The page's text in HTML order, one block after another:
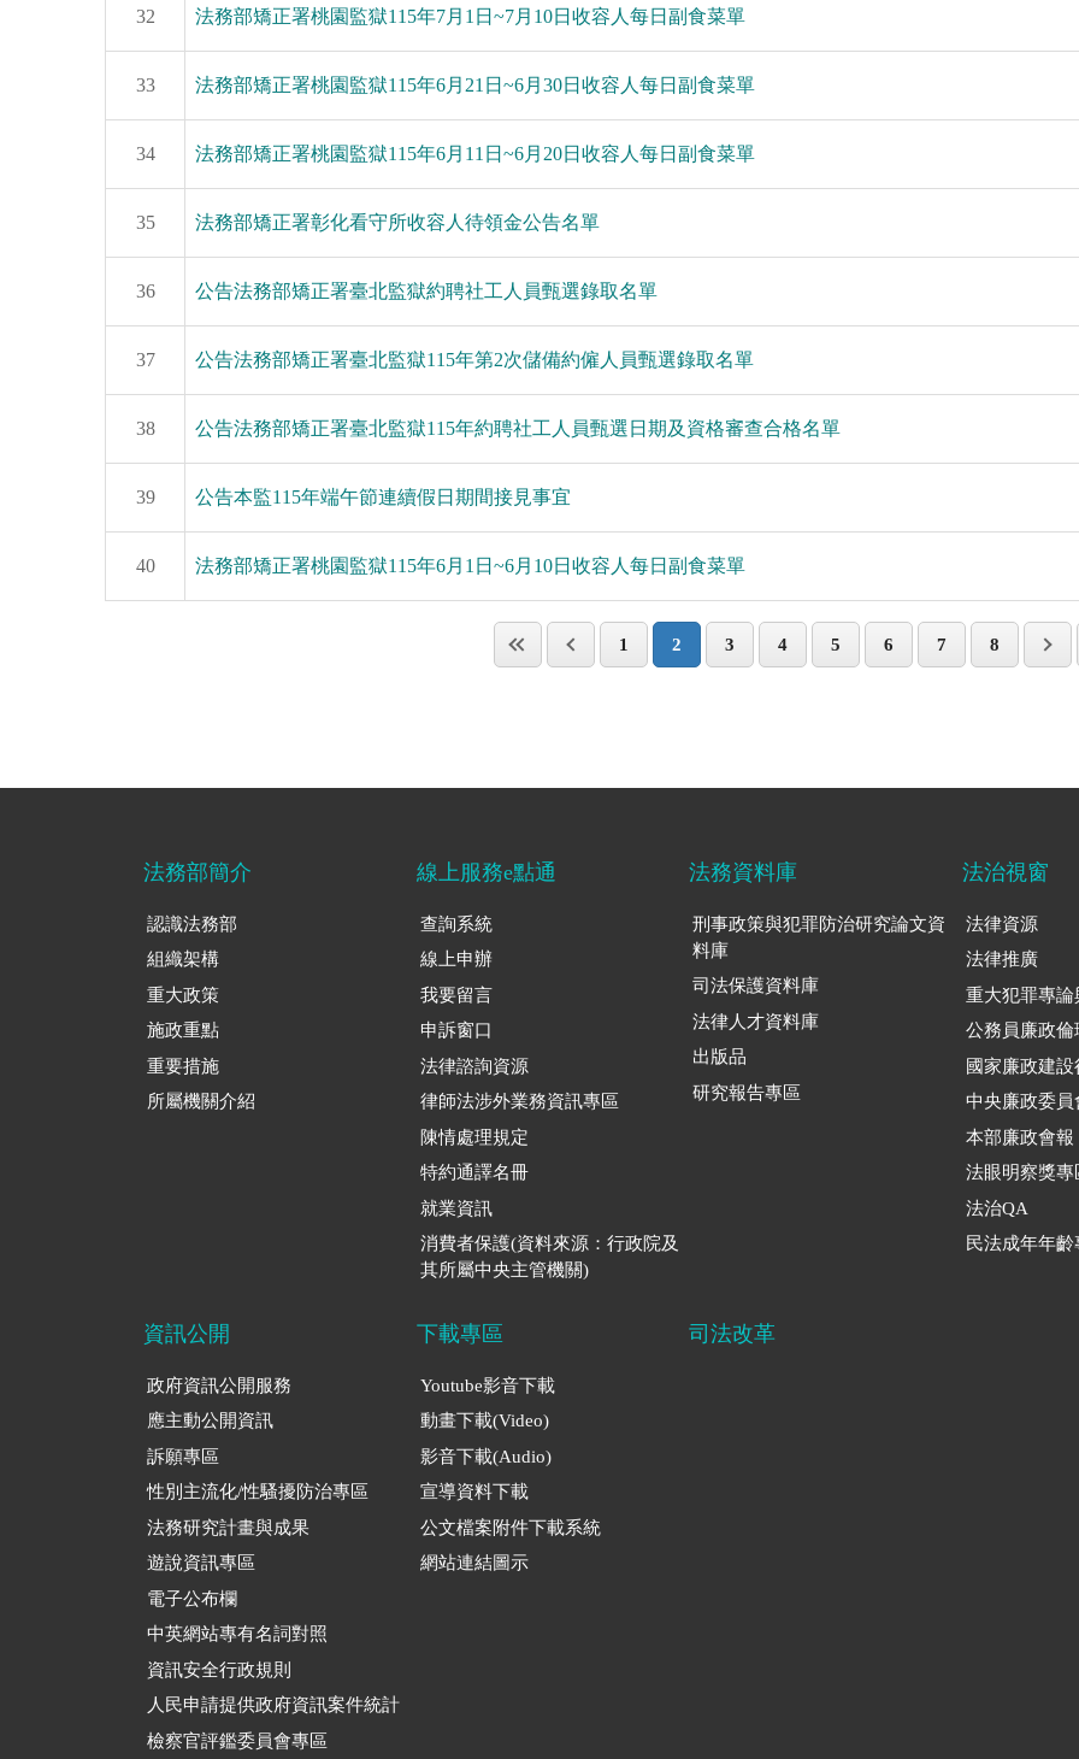
32 法務部矯正署桃園監獄115年7月1日~7月10日收容人每日副食菜單
33 法務部矯正署桃園監獄115年6月21日~6月30日收容人每日副食菜單
34 法務部矯正署桃園監獄115年6月11日~6月20日收容人每日副食菜單
35 法務部矯正署彰化看守所收容人待領金公告名單
36 公告法務部矯正署臺北監獄約聘社工人員甄選錄取名單
37 公告法務部矯正署臺北監獄115年第2次儲備約僱人員甄選錄取名單
38 公告法務部矯正署臺北監獄115年約聘社工人員甄選日期及資格審查合格名單
39 公告本監115年端午節連續假日期間接見事宜
40 法務部矯正署桃園監獄115年6月1日~6月10日收容人每日副食菜單
1 2 3 4 5 6 7 8
法務部簡介
認識法務部
組織架構
重大政策
施政重點
重要措施
所屬機關介紹
線上服務e點通
查詢系統
線上申辦
我要留言
申訴窗口
法律諮詢資源
律師法涉外業務資訊專區
陳情處理規定
特約通譯名冊
就業資訊
消費者保護(資料來源：行政院及
其所屬中央主管機關)
法務資料庫
刑事政策與犯罪防治研究論文資
料庫
司法保護資料庫
法律人才資料庫
出版品
研究報告專區
法治視窗
法律資源
法律推廣
重大犯罪專論
公務員廉政倫
國家廉政建設
中央廉政委員
本部廉政會報
法眼明察獎專
法治QA
民法成年年齡
資訊公開
政府資訊公開服務
應主動公開資訊
訴願專區
性別主流化/性騷擾防治專區
法務研究計畫與成果
遊說資訊專區
電子公布欄
中英網站專有名詞對照
資訊安全行政規則
人民申請提供政府資訊案件統計
檢察官評鑑委員會專區
下載專區
Youtube影音下載
動畫下載(Video)
影音下載(Audio)
宣導資料下載
公文檔案附件下載系統
網站連結圖示
司法改革